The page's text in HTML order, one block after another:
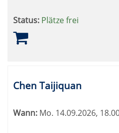
Status: Plätze frei
Chen Taijiquan
Wann: Mo. 14.09.2026,